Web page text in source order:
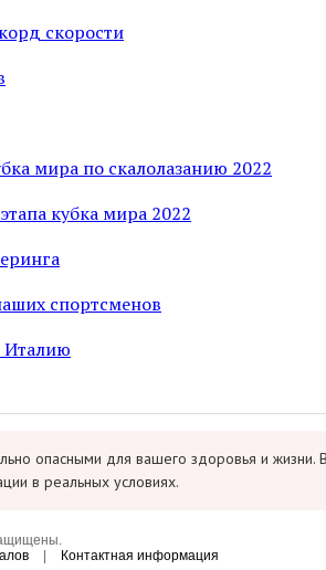
скорости
мира по скалолазанию 2022
кубка мира 2022
спортсменов
Италию
опасными для вашего здоровья и жизни.
в реальных условиях.
Контактная информация